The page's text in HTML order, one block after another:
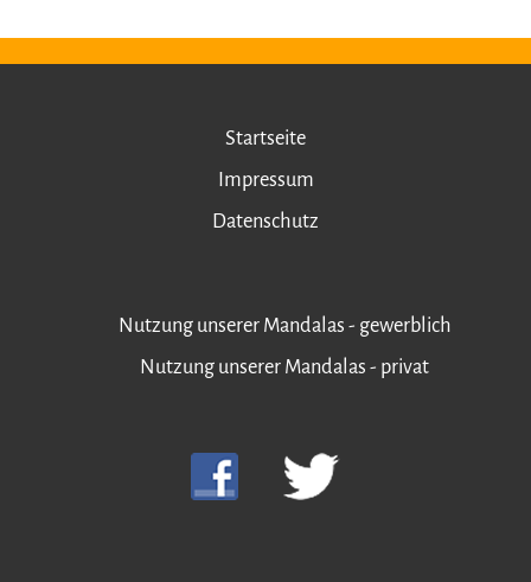
Startseite
Impressum
Datenschutz
Nutzung unserer Mandalas - gewerblich
Nutzung unserer Mandalas - privat